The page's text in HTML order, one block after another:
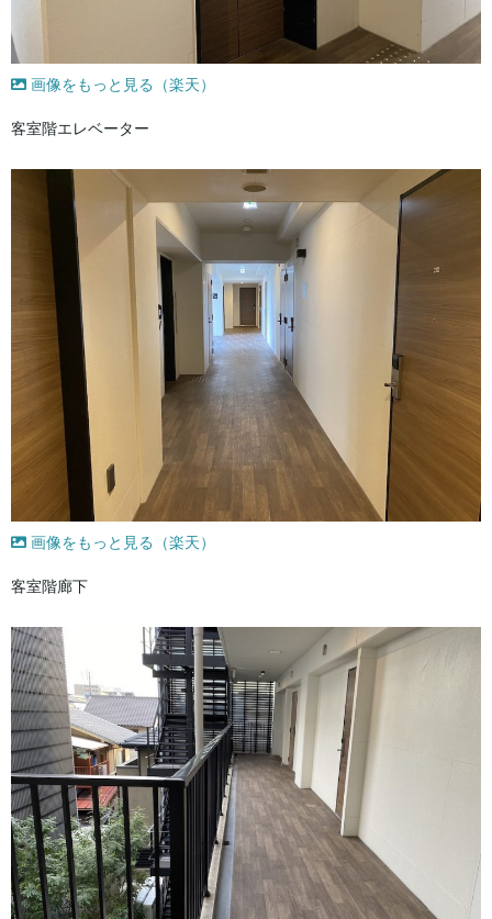
画像をもっと見る（楽天）
客室階エレベーター
画像をもっと見る（楽天）
客室階廊下